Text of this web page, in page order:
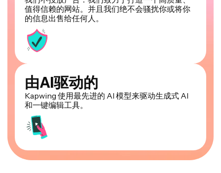
的信息出售给任何人。
由AI驱动的
Kapwing 使用最先进的 AI 模型来驱动生成式 AI
和一键编辑工具。